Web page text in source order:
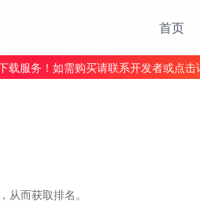
首页
服务！如需购买请联系开发者或点
而获取排名。